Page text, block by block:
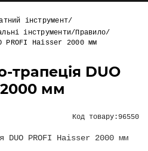
інструмент
інструменти Правило
PROFI Haisser 2000 мм
трапеція DUO
2000 мм
Код товару:96550